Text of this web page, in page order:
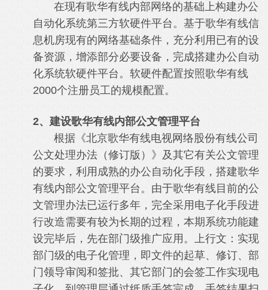
在现有歌华有线内部网络的基础上构建办公
自动化系统第三方软硬件平台。基于歌华有线信
息机房现有的网络基础条件，充分利用已有的设
备资源，增添部分必要设备，完成搭建办公自动
化系统软硬件平台。软硬件配置按照歌华有线
2000个注册员工的规模配置。
2、建设歌华有线内部公文管理平台
根据《北京歌华有线电视网络股份有线公司
公文处理办法（修订版）》及其它有关公文管理
的要求，利用成熟的办公自动化手段，搭建歌华
有线内部公文管理平台。由于歌华有线目前的公
文管理办法已运行多年，完全采用电子化手段进
行改造需要有较为长期的过程，本期系统功能建
设完毕后，先在部门级推广应用。上行文：实现
部门级的电子化管理，即文件的起草、修订、部
门领导审阅和签批、其它部门的会签工作实现电